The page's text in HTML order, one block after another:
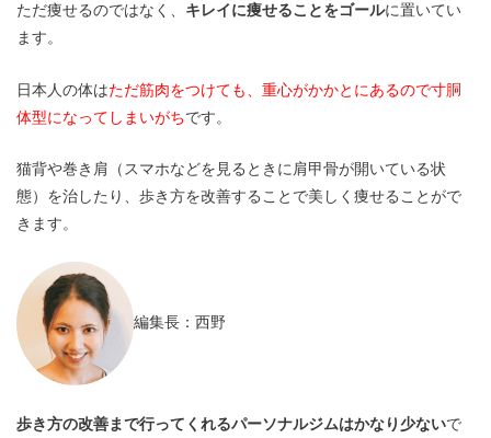
ただ痩せるのではなく、 キレイに痩せることをゴールに置いてい
ます。
日本人の体はただ筋肉をつけても、重心がかかとにあるので寸胴
体型になってしまいがちです。
猫背や巻き肩（スマホなどを見るときに肩甲骨が開いている状
態）を治したり、歩き方を改善することで美しく痩せることがで
きます。
編集長：西野
歩き方の改善まで行ってくれるパーソナルジムはかなり少ないで